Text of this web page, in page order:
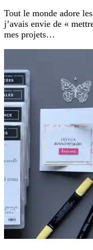
Tout le monde adore
j’avais envie de «
mes projets…